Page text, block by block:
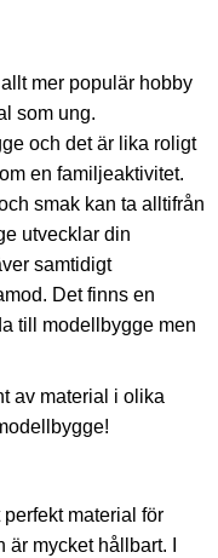
mer populär hobby
som ung.
och det är lika roligt
en familjeaktivitet.
smak kan ta alltifrån
utvecklar din
samtidigt
Det finns en
till modellbygge men
av material i olika
material för
mycket hållbart. I